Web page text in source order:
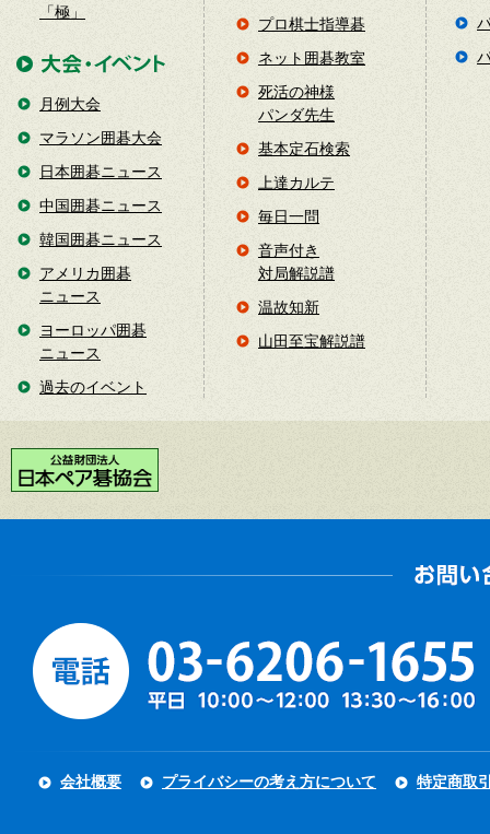
「極」
月例大会
マラソン囲碁大会
日本囲碁ニュース
中国囲碁ニュース
韓国囲碁ニュース
アメリカ囲碁
ニュース
ヨーロッパ囲碁
ニュース
過去のイベント
プロ棋士指導碁
ネット囲碁教室
死活の神様
パンダ先生
基本定石検索
上達カルテ
毎日一問
音声付き
対局解説譜
温故知新
山田至宝解説譜
会社概要 プライバシーの考え方について 特定商取